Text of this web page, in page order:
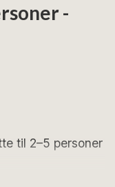
-
til 2–5 personer